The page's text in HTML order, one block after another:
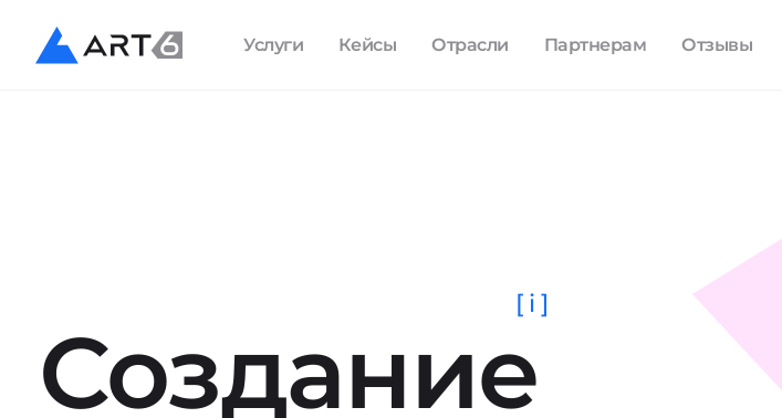
Услуги Кейсы Отрасли Партнерам Отзывы
Создание
[ i ]